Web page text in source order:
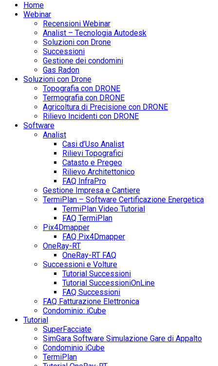
Home
Webinar
Recensioni Webinar
Analist – Tecnologia Autodesk
Soluzioni con Drone
Successioni
Gestione dei condomini
Gas Radon
Soluzioni con Drone
Topografia con DRONE
Termografia con DRONE
Agricoltura di Precisione con DRONE
Rilievo Incidenti con DRONE
Software
Analist
Casi d’Uso Analist
Rilievi Topografici
Catasto e Pregeo
Rilievo Architettonico
FAQ InfraPro
Gestione Impresa e Cantiere
TermiPlan – Software Certificazione Energetica
TermiPlan Video Tutorial
FAQ TermiPlan
Pix4Dmapper
FAQ Pix4Dmapper
OneRay-RT
OneRay-RT FAQ
Successioni e Volture
Tutorial Successioni
Tutorial SuccessioniOnLine
FAQ Successioni
FAQ Fatturazione Elettronica
Condominio: iCube
Tutorial
SuperFacciate
SimGara Software Simulazione Gare di Appalto
Condominio iCube
TermiPlan